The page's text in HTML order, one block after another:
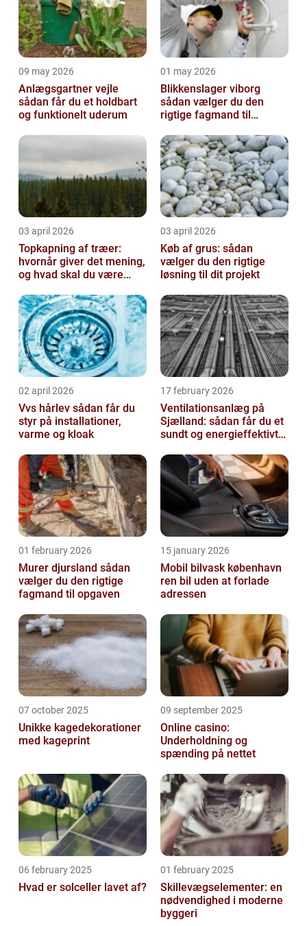
09 may 2026
Anlægsgartner vejle
sådan får du et holdbart
og funktionelt uderum
01 may 2026
Blikkenslager viborg
sådan vælger du den
rigtige fagmand til
03 april 2026
Topkapning af træer:
hvornår giver det mening,
og hvad skal du være
03 april 2026
Køb af grus: sådan
vælger du den rigtige
løsning til dit projekt
02 april 2026
Vvs hårlev sådan får du
styr på installationer,
varme og kloak
17 february 2026
Ventilationsanlæg på
Sjælland: sådan får du et
sundt og energieffektivt
01 february 2026
Murer djursland sådan
vælger du den rigtige
fagmand til opgaven
15 january 2026
Mobil bilvask københavn
ren bil uden at forlade
adressen
07 october 2025
Unikke kagedekorationer
med kageprint
09 september 2025
Online casino:
Underholdning og
spænding på nettet
06 february 2025
Hvad er solceller lavet af?
01 february 2025
Skillevægselementer: en
nødvendighed i moderne
byggeri